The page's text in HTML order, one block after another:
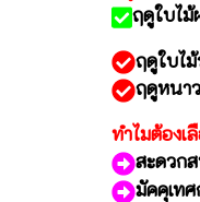
ฤดูใบไ
ฤดูใบไ
ฤดูหนา
ทำไมต้อง
สะดวก
มัคคุเท